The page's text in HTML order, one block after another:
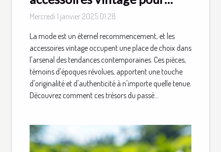
rafraîchir votre style
Mercredi 1 janvier 2025 01:28
La mode est un éternel recommencement, et les
accessoires vintage occupent une place de choix dans
l'arsenal des tendances contemporaines. Ces pièces,
témoins d'époques révolues, apportent une touche
d'originalité et d'authenticité à n'importe quelle tenue.
Découvrez comment ces trésors du passé...